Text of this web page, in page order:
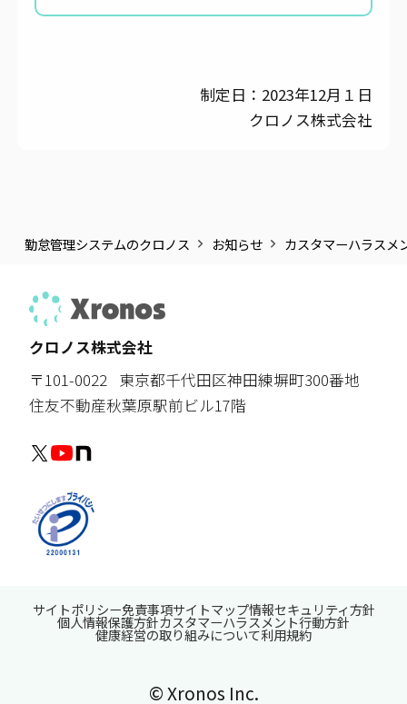
制定日：2023年12月１日
クロノス株式会社
勤怠管理システムのクロノス お知らせ カスタマーハラスメ
クロノス株式会社
〒101-0022 東京都千代田区神田練塀町300番地
住友不動産秋葉原駅前ビル17階
© Xronos Inc.
サイトポリシー免責事項サイトマップ情報セキュリティ方針
個人情報保護方針カスタマーハラスメント行動方針
健康経営の取り組みについて利用規約